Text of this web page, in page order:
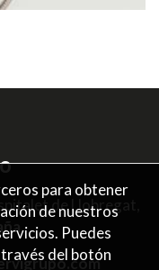
de Llobregat,
para obtener
de nuestros
Puedes
del botón